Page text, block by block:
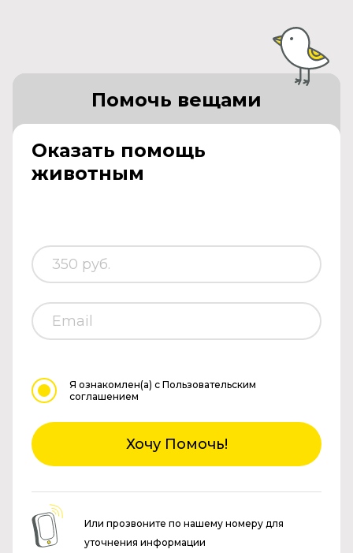
Оказать помощь
животным
Помочь вещами
Я ознакомлен(а) с Пользовательским
соглашением
Хочу Помочь!
Или прозвоните по нашему номеру для
уточнения информации